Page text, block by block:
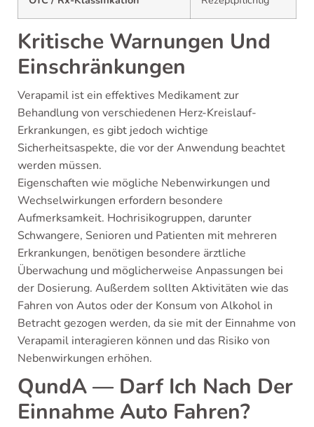
Kritische Warnungen Und
Einschränkungen
Verapamil ist ein effektives Medikament zur
Behandlung von verschiedenen Herz-Kreislauf-
Erkrankungen, es gibt jedoch wichtige
Sicherheitsaspekte, die vor der Anwendung beachtet
werden müssen.
Eigenschaften wie mögliche Nebenwirkungen und
Wechselwirkungen erfordern besondere
Aufmerksamkeit. Hochrisikogruppen, darunter
Schwangere, Senioren und Patienten mit mehreren
Erkrankungen, benötigen besondere ärztliche
Überwachung und möglicherweise Anpassungen bei
der Dosierung. Außerdem sollten Aktivitäten wie das
Fahren von Autos oder der Konsum von Alkohol in
Betracht gezogen werden, da sie mit der Einnahme von
Verapamil interagieren können und das Risiko von
Nebenwirkungen erhöhen.
QundA — Darf Ich Nach Der
Einnahme Auto Fahren?